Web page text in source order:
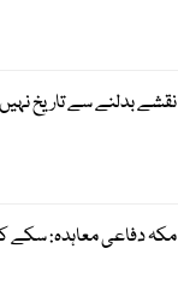
نقشے بدلنے سے تاریخ
مکہ دفاعی معاہدہ: سکے